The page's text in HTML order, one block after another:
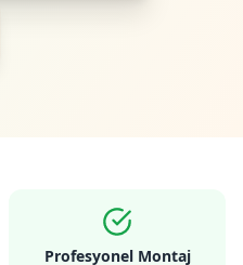
Profesyonel Montaj